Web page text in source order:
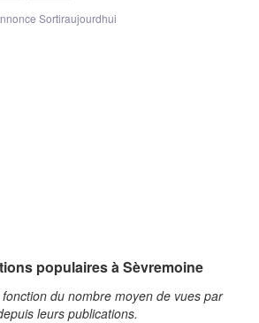
Sortiraujourdhui
populaires à Sèvremoine
du nombre moyen de vues par
leurs publications.